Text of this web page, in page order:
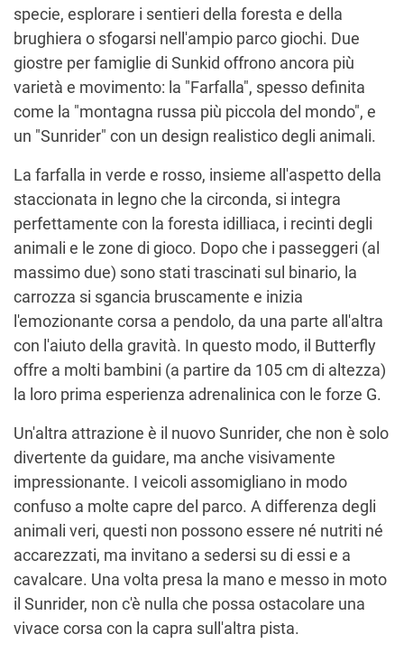
specie, esplorare i sentieri della foresta e della
brughiera o sfogarsi nell'ampio parco giochi. Due
giostre per famiglie di Sunkid offrono ancora più
varietà e movimento: la "Farfalla", spesso definita
come la "montagna russa più piccola del mondo", e
un "Sunrider" con un design realistico degli animali.
La farfalla in verde e rosso, insieme all'aspetto della
staccionata in legno che la circonda, si integra
perfettamente con la foresta idilliaca, i recinti degli
animali e le zone di gioco. Dopo che i passeggeri (al
massimo due) sono stati trascinati sul binario, la
carrozza si sgancia bruscamente e inizia
l'emozionante corsa a pendolo, da una parte all'altra
con l'aiuto della gravità. In questo modo, il Butterfly
offre a molti bambini (a partire da 105 cm di altezza)
la loro prima esperienza adrenalinica con le forze G.
Un'altra attrazione è il nuovo Sunrider, che non è solo
divertente da guidare, ma anche visivamente
impressionante. I veicoli assomigliano in modo
confuso a molte capre del parco. A differenza degli
animali veri, questi non possono essere né nutriti né
accarezzati, ma invitano a sedersi su di essi e a
cavalcare. Una volta presa la mano e messo in moto
il Sunrider, non c'è nulla che possa ostacolare una
vivace corsa con la capra sull'altra pista.